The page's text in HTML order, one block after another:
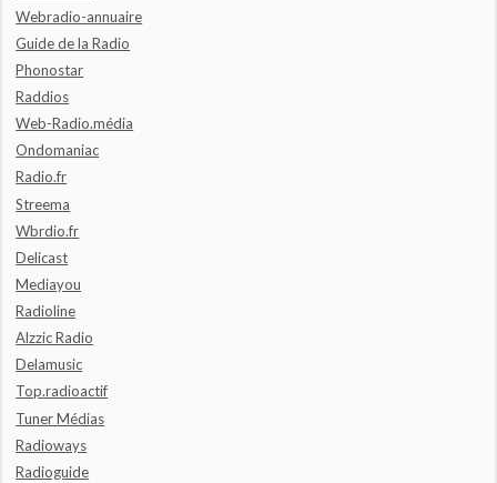
Webradio-annuaire
Guide de la Radio
Phonostar
Raddios
Web-Radio.média
Ondomaniac
Radio.fr
Streema
Wbrdio.fr
Delicast
Mediayou
Radioline
Alzzic Radio
Delamusic
Top.radioactif
Tuner Médias
Radioways
Radioguide